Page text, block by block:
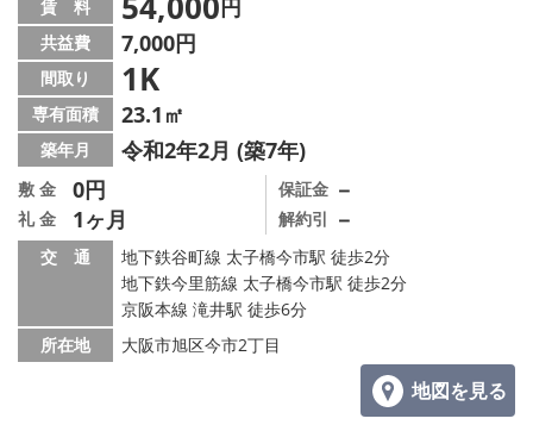
賃 料 円
共益費 7,000円
間取り 1K
専有面積 23.1㎡
築年月 令和2年2月 (築7年)
敷 金 0円
礼 金 1ヶ月
保証金 －
解約引 －
交 通
地下鉄谷町線 太子橋今市駅 徒歩2分
地下鉄今里筋線 太子橋今市駅 徒歩2分
京阪本線 滝井駅 徒歩6分
所在地
大阪市旭区今市2丁目
地図を見る